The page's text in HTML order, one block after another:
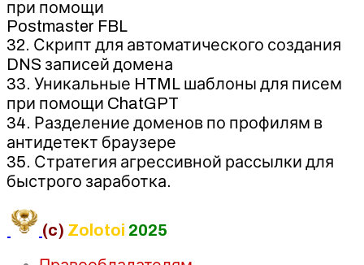
при помощи
Postmaster FBL
32. Скрипт для автоматического создания
DNS записей домена
33. Уникальные HTML шаблоны для писем
при помощи ChatGPT
34. Разделение доменов по профилям в
антидетект браузере
35. Стратегия агрессивной рассылки для
быстрого заработка.
(c) Zolotoi 2025